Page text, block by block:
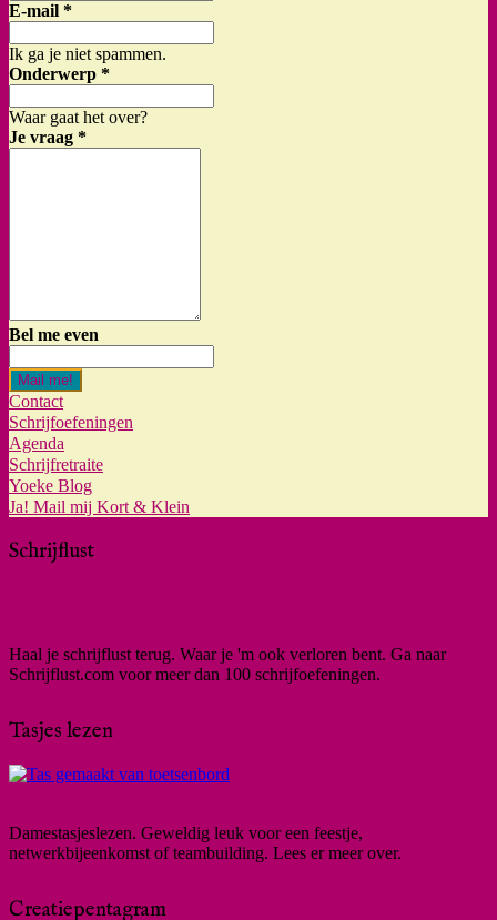
E-mail *
Ik ga je niet spammen.
Onderwerp *
Waar gaat het over?
Je vraag *
Bel me even
Mail me!
Contact
Schrijfoefeningen
Agenda
Schrijfretraite
Yoeke Blog
Ja! Mail mij Kort & Klein
Schrijflust
Haal je schrijflust terug. Waar je 'm ook verloren bent. Ga naar
Schrijflust.com voor meer dan 100 schrijfoefeningen.
Tasjes lezen
Damestasjeslezen. Geweldig leuk voor een feestje,
netwerkbijeenkomst of teambuilding. Lees er meer over.
Creatiepentagram